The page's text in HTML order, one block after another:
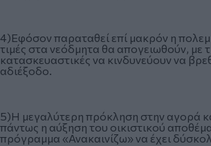
4)Εφόσον παραταθεί επί μακρόν η
τιμές στα νεόδμητα θα απογειωθούν, με
κατασκευαστικές να κινδυνεύουν να
αδιέξοδο.
5)H μεγαλύτερη πρόκληση στην αγορά
πάντως η αύξηση του οικιστικού
πρόγραμμα «Ανακαινίζω» να έχει